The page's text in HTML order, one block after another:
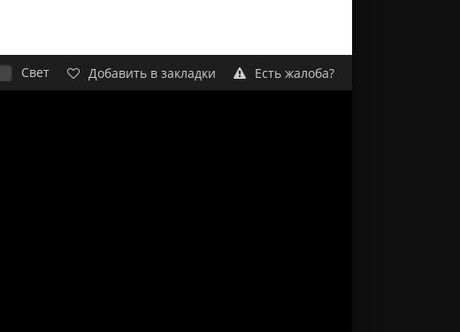
Свет Добавить в закладки Есть жалоба?